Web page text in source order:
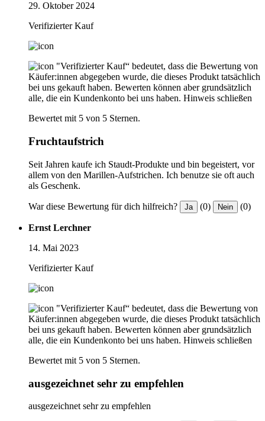
29. Oktober 2024
Verifizierter Kauf
"Verifizierter Kauf“ bedeutet, dass die Bewertung von
Käufer:innen abgegeben wurde, die dieses Produkt tatsächlich
bei uns gekauft haben. Bewerten können aber grundsätzlich
alle, die ein Kundenkonto bei uns haben. Hinweis schließen
Bewertet mit 5 von 5 Sternen.
Fruchtaufstrich
Seit Jahren kaufe ich Staudt-Produkte und bin begeistert, vor
allem von den Marillen-Aufstrichen. Ich benutze sie oft auch
als Geschenk.
War diese Bewertung für dich hilfreich? Ja (0) Nein (0)
Ernst Lerchner
14. Mai 2023
Verifizierter Kauf
"Verifizierter Kauf“ bedeutet, dass die Bewertung von
Käufer:innen abgegeben wurde, die dieses Produkt tatsächlich
bei uns gekauft haben. Bewerten können aber grundsätzlich
alle, die ein Kundenkonto bei uns haben. Hinweis schließen
Bewertet mit 5 von 5 Sternen.
ausgezeichnet sehr zu empfehlen
ausgezeichnet sehr zu empfehlen